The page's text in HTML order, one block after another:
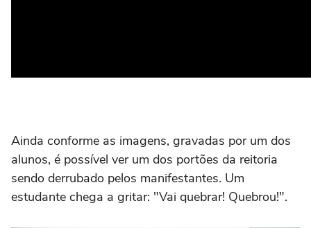
Ainda conforme as imagens, gravadas por um dos
alunos, é possível ver um dos portões da reitoria
sendo derrubado pelos manifestantes. Um
estudante chega a gritar: "Vai quebrar! Quebrou!".